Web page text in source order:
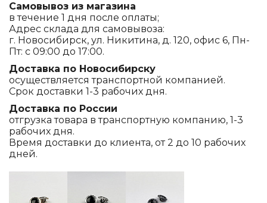
Самовывоз из магазина
в течение 1 дня после оплаты;
Адрес склада для самовывоза:
г. Новосибирск, ул. Никитина, д. 120, офис 6, Пн-
Пт: с 09:00 до 17:00.
Доставка по Новосибирску
осуществляется транспортной компанией.
Срок доставки 1-3 рабочих дня.
Доставка по России
отгрузка товара в транспортную компанию, 1-3
рабочих дня.
Время доставки до клиента, от 2 до 10 рабочих
дней.